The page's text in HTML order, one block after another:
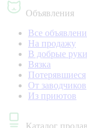
Объявления
Все
На продажу
В добрые руки
Вязка
Потерявшиеся
От заводчиков
Из приютов
Каталог